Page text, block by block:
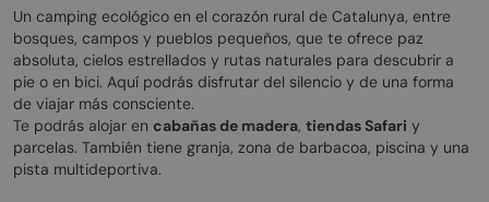
Un camping ecológico en el corazón rural de Catalunya, entre
bosques, campos y pueblos pequeños, que te ofrece paz
absoluta, cielos estrellados y rutas naturales para descubrir a
pie o en bici. Aquí podrás disfrutar del silencio y de una forma
de viajar más consciente.
Te podrás alojar en cabañas de madera, tiendas Safari y
parcelas. También tiene granja, zona de barbacoa, piscina y una
pista multideportiva.